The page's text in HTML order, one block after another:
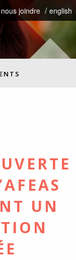
nous joindre english
UN